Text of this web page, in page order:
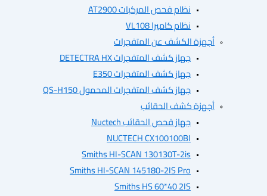
نظام فحص المركبات AT2900
نظام كاميرا VL108
أجهزة الكشف عن المتفجرات
جهاز كشف المتفجرات DETECTRA HX
جهاز كشف المتفجرات E350
جهاز كشف المتفجرات المحمول QS-H150
أجهزة كشف الحقائب
جهاز فحص الحقائب Nuctech
NUCTECH CX100100BI
Smiths HI-SCAN 130130T-2is
Smiths HI-SCAN 145180-2IS Pro
Smiths HS 60*40 2IS